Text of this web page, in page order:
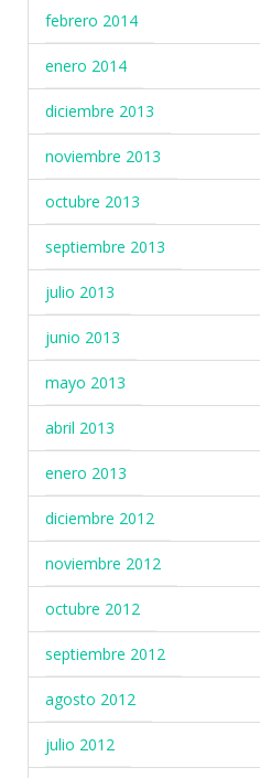
febrero 2014
enero 2014
diciembre 2013
noviembre 2013
octubre 2013
septiembre 2013
julio 2013
junio 2013
mayo 2013
abril 2013
enero 2013
diciembre 2012
noviembre 2012
octubre 2012
septiembre 2012
agosto 2012
julio 2012